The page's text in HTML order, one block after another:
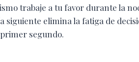
trabaje a tu favor durante la
siguiente elimina la fatiga de
segundo.